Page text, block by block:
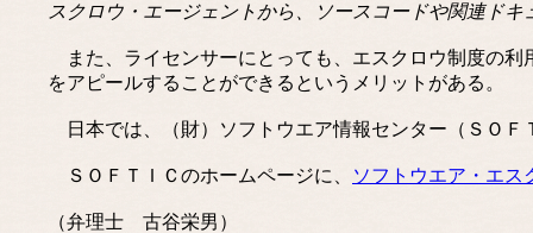
スクロウ・エージェントから、ソースコードや関連ド
また、ライセンサーにとっても、エスクロウ制度の利
をアピールすることができるというメリットがある。
日本では、（財）ソフトウエア情報センター（ＳＯＦ
ＳＯＦＴＩＣのホームページに、 ソフトウエア・エス
（弁理士 古谷栄男）